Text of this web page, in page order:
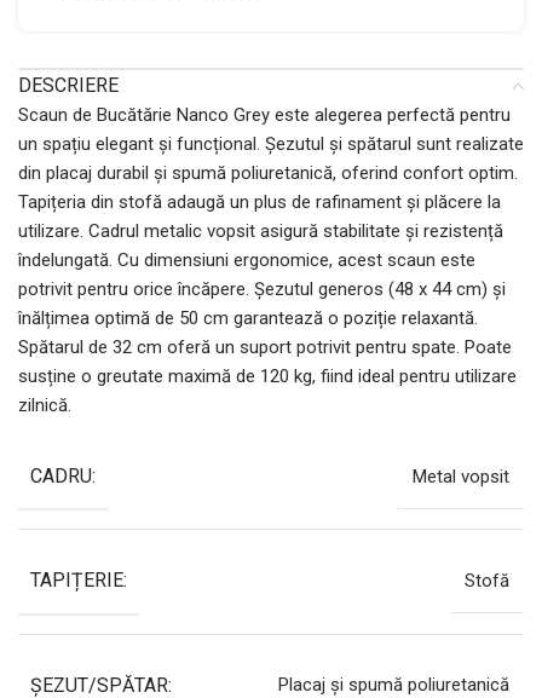
DESCRIERE
Scaun de Bucătărie Nanco Grey este alegerea perfectă pentru
un spațiu elegant și funcțional. Șezutul și spătarul sunt realizate
din placaj durabil și spumă poliuretanică, oferind confort optim.
Tapițeria din stofă adaugă un plus de rafinament și plăcere la
utilizare. Cadrul metalic vopsit asigură stabilitate și rezistență
îndelungată. Cu dimensiuni ergonomice, acest scaun este
potrivit pentru orice încăpere. Șezutul generos (48 x 44 cm) și
înălțimea optimă de 50 cm garantează o poziție relaxantă.
Spătarul de 32 cm oferă un suport potrivit pentru spate. Poate
susține o greutate maximă de 120 kg, fiind ideal pentru utilizare
zilnică.
CADRU: Metal vopsit
TAPIȚERIE: Stofă
ȘEZUT/SPĂTAR: Placaj și spumă poliuretanică